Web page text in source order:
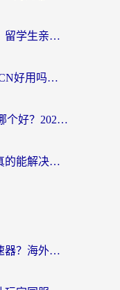
在国外如何开回国加速器呢？留学生亲测的无缝访问国内资源指南
海外党必看：Quickback和ToCN好用吗？3分钟选对回国加速器的实用指南
海外党纠结迅游和FlashBack哪个好？2026实用指南教你选对回国加速器
海外党必看：加速器免费版真的能解决回国访问难题吗？附实用选择指南
在美国玩流放之路用什么加速器？海外党国服游戏不卡顿的终极攻略